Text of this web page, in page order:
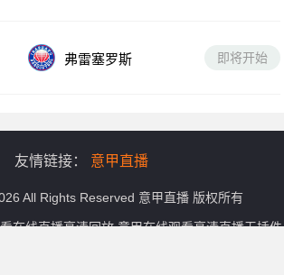
弗雷塞罗斯 即将开始
友情链接： 意甲直播
All Rights Reserved 意甲直播 版权所有
在线直播高清回放,意甲在线观看高清直播无插